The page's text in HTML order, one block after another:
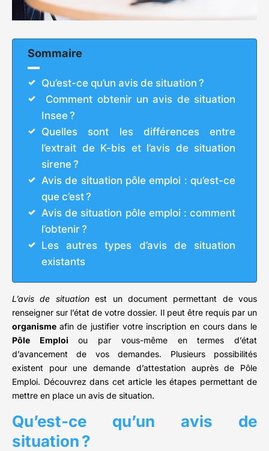
Sommaire
Qu’est-ce qu’un avis de situation ?
Comment obtenir un avis de situation
Insee ?
Quelles sont les différences entre
l’extrait de K-bis et l’avis de situation
sirene ?
Avis de situation pôle emploi : qu’est-ce
que c’est ?
Avis de situation pôle emploi : comment
l’obtenir ?
Les autres types d’avis de situation
existants
L’avis de situationest un document permettant de vous
renseigner sur l’état de votre dossier. Il peut être requis par un
organisme afin de justifier votre inscription en cours dans le
Pôle Emploi ou par vous-même en termes d’état
d’avancement de vos demandes. Plusieurs possibilités
existent pour une demande d’attestation auprès de Pôle
Emploi. Découvrez dans cet article les étapes permettant de
mettre en place un avis de situation.
Qu’est-ce qu’un avis de
situation ?